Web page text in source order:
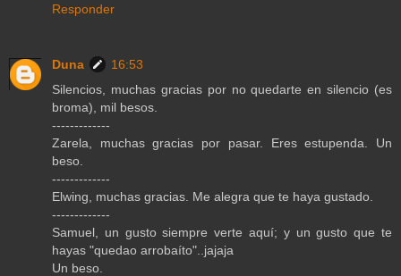
Responder
Duna
16:53
Silencios, muchas gracias por no quedarte en silencio (es
broma), mil besos.
-------------
Zarela, muchas gracias por pasar. Eres estupenda. Un
beso.
-------------
Elwing, muchas gracias. Me alegra que te haya gustado.
-------------
Samuel, un gusto siempre verte aquí; y un gusto que te
hayas "quedao arrobaíto"..jajaja
Un beso.